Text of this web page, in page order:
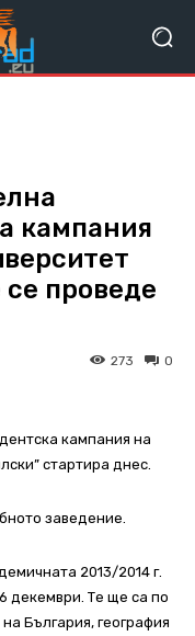
кампания
проведе
0
273
кампания на
стартира днес.
заведение.
2013/2014 г.
декември. Те ще са по
България, география